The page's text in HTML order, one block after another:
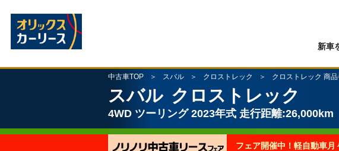
新車
中古車TOP スバル クロストレック クロストレック 商
スバル クロストレック
4WD ツーリング 2023年式 走行距離:26,000km
フェア開催中！軽自動車月